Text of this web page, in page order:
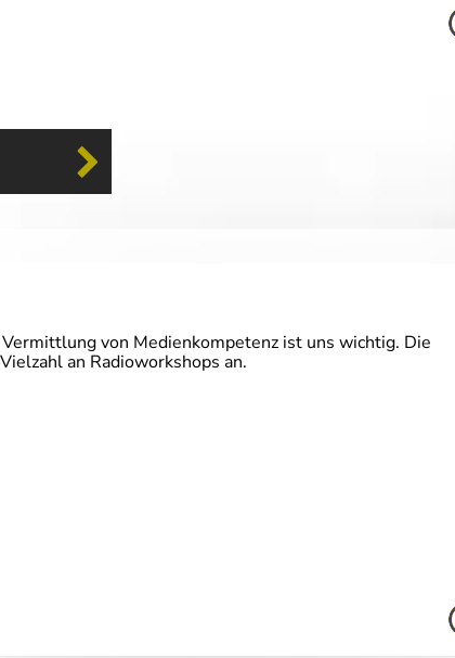
von Medienkompetenz ist uns wichtig. Die
an Radioworkshops an.